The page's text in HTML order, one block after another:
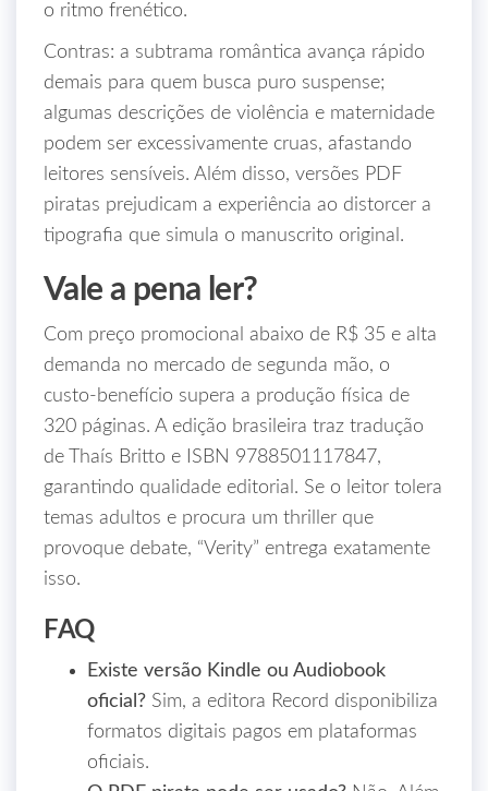
o ritmo frenético.
Contras: a subtrama romântica avança rápido
demais para quem busca puro suspense;
algumas descrições de violência e maternidade
podem ser excessivamente cruas, afastando
leitores sensíveis. Além disso, versões PDF
piratas prejudicam a experiência ao distorcer a
tipografia que simula o manuscrito original.
Vale a pena ler?
Com preço promocional abaixo de R$ 35 e alta
demanda no mercado de segunda mão, o
custo‑benefício supera a produção física de
320 páginas. A edição brasileira traz tradução
de Thaís Britto e ISBN 9788501117847,
garantindo qualidade editorial. Se o leitor tolera
temas adultos e procura um thriller que
provoque debate, “Verity” entrega exatamente
isso.
FAQ
Existe versão Kindle ou Audiobook
oficial? Sim, a editora Record disponibiliza
formatos digitais pagos em plataformas
oficiais.